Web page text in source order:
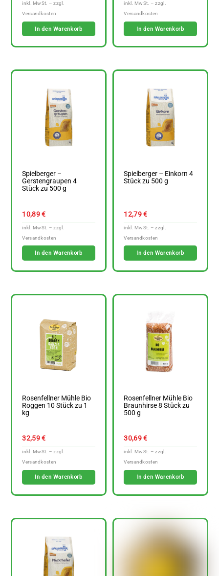
In den Warenkorb In den Warenkorb
Spielberger –
Gerstengraupen 4
Stück zu 500 g
10,89€
In den Warenkorb
Spielberger – Einkorn 4
Stück zu 500 g
12,79€
In den Warenkorb
Rosenfellner Mühle Bio
Roggen 10 Stück zu 1
kg
32,59€
In den Warenkorb
Rosenfellner Mühle Bio
Braunhirse 8 Stück zu
500 g
30,69€
In den Warenkorb